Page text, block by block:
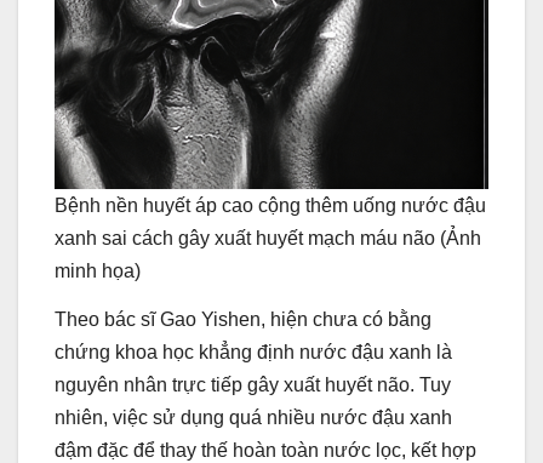
Bệnh nền huyết áp cao cộng thêm uống nước đậu
xanh sai cách gây xuất huyết mạch máu não (Ảnh
minh họa)
Theo bác sĩ Gao Yishen, hiện chưa có bằng
chứng khoa học khẳng định nước đậu xanh là
nguyên nhân trực tiếp gây xuất huyết não. Tuy
nhiên, việc sử dụng quá nhiều nước đậu xanh
đậm đặc để thay thế hoàn toàn nước lọc, kết hợp